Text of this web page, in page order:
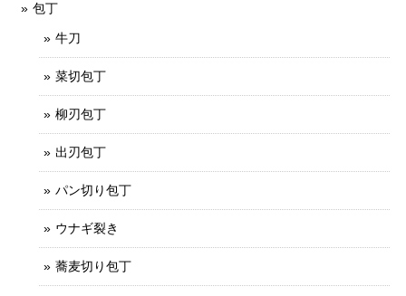
包丁
牛刀
菜切包丁
柳刃包丁
出刃包丁
パン切り包丁
ウナギ裂き
蕎麦切り包丁